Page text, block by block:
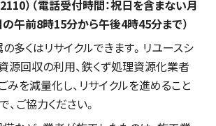
）（電話受付時間：祝日を含まない月
午前8時15分から午後4時45分まで）
多くはリサイクルできます。リユースシ
源回収の利用、鉄くず処理資源化業者
みを減量化し、リサイクルを進めること
、ご協力ください。